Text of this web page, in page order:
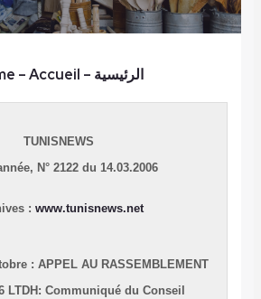
– Accueil – الرئيسية
TUNISNEWS
N° 2122 du 14.03.2006
: www.tunisnews.net
: APPEL AU RASSEMBLEMENT
LTDH: Communiqué du Conseil